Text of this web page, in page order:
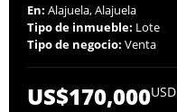
En: Alajuela, Alajuela
Tipo de inmueble: Lote
Tipo de negocio: Venta
US$170,000USD